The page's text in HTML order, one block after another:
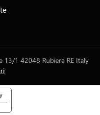
13/1 42048 Rubiera RE Italy